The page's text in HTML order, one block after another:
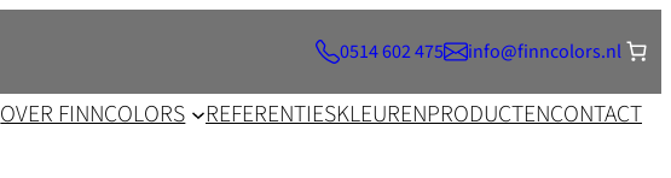
0514 602 475 info@finncolors.nl
OVER FINNCOLORS REFERENTIESKLEURENPRODUCTENCONTACT